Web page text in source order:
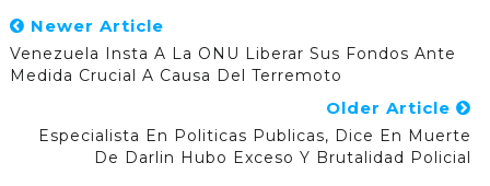
Newer Article
Venezuela Insta A La ONU Liberar Sus Fondos Ante
Medida Crucial A Causa Del Terremoto
Older Article
Especialista En Politicas Publicas, Dice En Muerte
De Darlin Hubo Exceso Y Brutalidad Policial